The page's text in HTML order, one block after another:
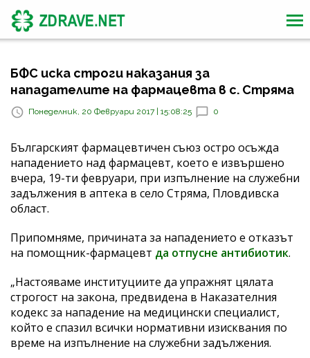
БФС иска строги наказания за
нападателите на фармацевта в с. Стряма
Понеделник, 20 Февруари 2017 | 15:08:25 0
Българският фармацевтичен съюз остро осъжда
нападението над фармацевт, което е извършено
вчера, 19-ти февруари, при изпълнение на служебни
задължения в аптека в село Стряма, Пловдивска
област.
Припомняме, причината за нападението е отказът
на помощник-фармацевт да отпусне антибиотик.
„Настояваме институциите да упражнят цялата
строгост на закона, предвидена в Наказателния
кодекс за нападение на медицински специалист,
който е спазил всички нормативни изисквания по
време на изпълнение на служебни задължения.